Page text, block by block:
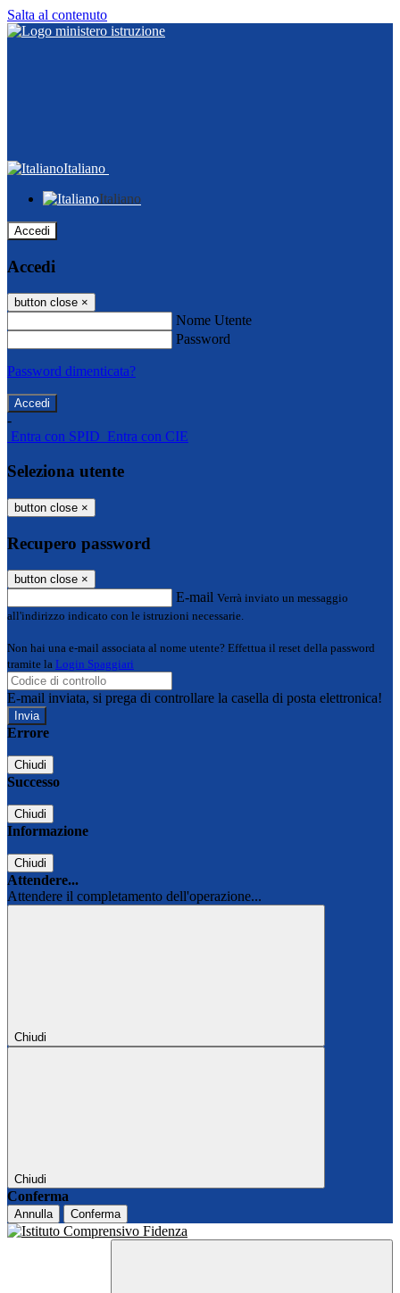
Salta al contenuto
Italiano
Italiano
Accedi
Accedi
button close ×
Nome Utente
Password
Password dimenticata?
-
Entra con SPID Entra con CIE
Seleziona utente
button close ×
Recupero password
button close ×
E-mail Verrà inviato un messaggio
all'indirizzo indicato con le istruzioni necessarie.
Non hai una e-mail associata al nome utente? Effettua il reset della password
tramite la Login Spaggiari
E-mail inviata, si prega di controllare la casella di posta elettronica!
Errore
Chiudi
Successo
Chiudi
Informazione
Chiudi
Attendere...
Attendere il completamento dell'operazione...
Chiudi
Chiudi
Conferma
Annulla Conferma